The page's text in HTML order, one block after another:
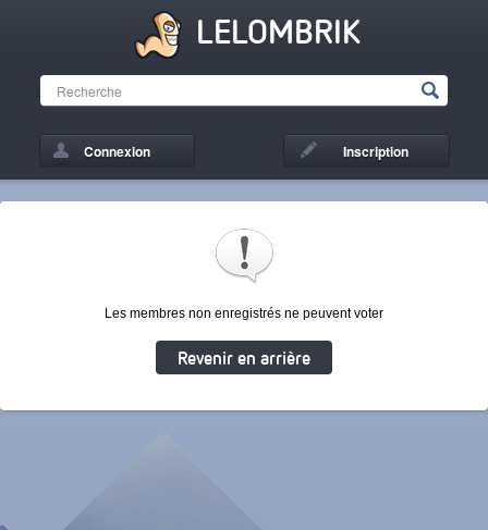
LELOMBRIK
Connexion Inscription
Les membres non enregistrés ne peuvent voter
Revenir en arrière